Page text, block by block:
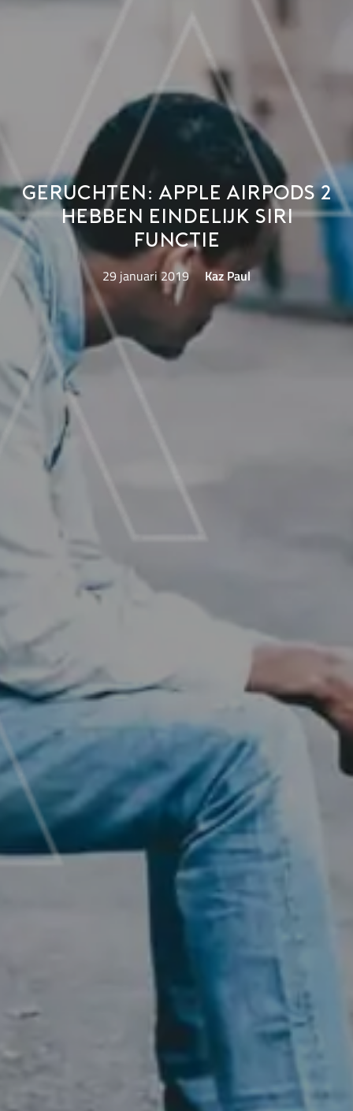
Geruchten: Apple AirPods 2
hebben eindelijk Siri
functie
29 januari 2019 Kaz Paul